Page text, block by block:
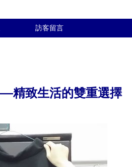
訪客留言
精致生活的雙重選擇